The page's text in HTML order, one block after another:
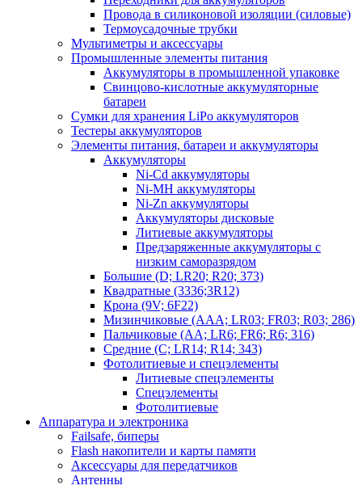
Провода в силиконовой изоляции (силовые)
Термоусадочные трубки
Мультиметры и аксессуары
Промышленные элементы питания
Аккумуляторы в промышленной упаковке
Свинцово-кислотные аккумуляторные
батареи
Сумки для хранения LiPo аккумуляторов
Тестеры аккумуляторов
Элементы питания, батареи и аккумуляторы
Аккумуляторы
Ni-Cd аккумуляторы
Ni-MH аккумуляторы
Ni-Zn аккумуляторы
Аккумуляторы дисковые
Литиевые аккумуляторы
Предзаряженные аккумуляторы с
низким саморазрядом
Большие (D; LR20; R20; 373)
Квадратные (3336;3R12)
Крона (9V; 6F22)
Мизинчиковые (AAA; LR03; FR03; R03; 286)
Пальчиковые (AA; LR6; FR6; R6; 316)
Средние (C; LR14; R14; 343)
Фотолитиевые и спецэлементы
Литиевые спецэлементы
Спецэлементы
Фотолитиевые
Аппаратура и электроника
Failsafe, биперы
Flash накопители и карты памяти
Аксессуары для передатчиков
Антенны